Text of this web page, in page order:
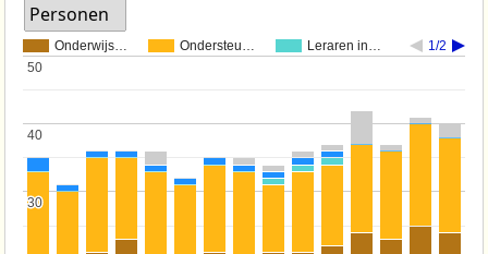
Personen
Onderwijs… Ondersteu… Leraren in… 1/2
30
30
40
40
50
50